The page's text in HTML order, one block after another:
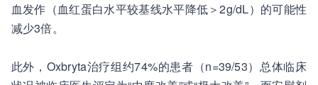
血发作（血红蛋白水平较基线水平降低＞2g/dL）的可能性
减少3倍。
此外，Oxbryta治疗组约74%的患者（n=39/53）总体临床